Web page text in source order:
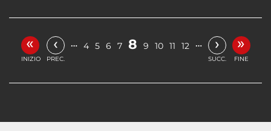
«
INIZIO
‹
PREC.
… 4 5 6 7 8 9 10 11 12 … ›
SUCC.
»
FINE